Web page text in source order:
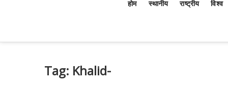
होम स्थानीय राष्ट्रीय विश्व
Tag: Khalid-